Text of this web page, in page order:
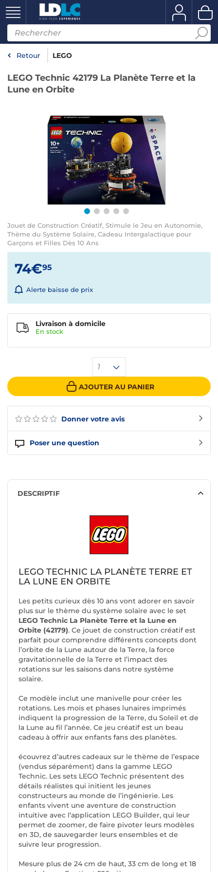
Retour LEGO
LEGO Technic 42179 La Planète Terre et la
Lune en Orbite
Jouet de Construction Créatif, Stimule le Jeu en Autonomie,
Thème du Système Solaire, Cadeau Intergalactique pour
Garçons et Filles Dès 10 Ans
Donner votre avis
Poser une question
74€95
Alerte baisse de prix
1
AJOUTER AU PANIER
Livraison à domicile
En stock
DESCRIPTIF
LEGO TECHNIC LA PLANÈTE TERRE ET
LA LUNE EN ORBITE
Les petits curieux dès 10 ans vont adorer en savoir
plus sur le thème du système solaire avec le set
LEGO Technic La Planète Terre et la Lune en
Orbite (42179). Ce jouet de construction créatif est
parfait pour comprendre différents concepts dont
l’orbite de la Lune autour de la Terre, la force
gravitationnelle de la Terre et l’impact des
rotations sur les saisons dans notre système
solaire.
Ce modèle inclut une manivelle pour créer les
rotations. Les mois et phases lunaires imprimés
indiquent la progression de la Terre, du Soleil et de
la Lune au fil l’année. Ce jeu créatif est un beau
cadeau à offrir aux enfants fans des planètes.
écouvrez d’autres cadeaux sur le thème de l’espace
(vendus séparément) dans la gamme LEGO
Technic. Les sets LEGO Technic présentent des
détails réalistes qui initient les jeunes
constructeurs au monde de l’ingénierie. Les
enfants vivent une aventure de construction
intuitive avec l’application LEGO Builder, qui leur
permet de zoomer, de faire pivoter leurs modèles
en 3D, de sauvegarder leurs ensembles et de
suivre leur progression.
Mesure plus de 24 cm de haut, 33 cm de long et 18